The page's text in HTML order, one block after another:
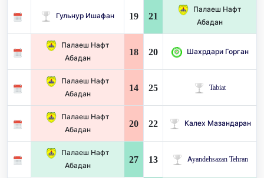
Гульнур Ишафан 19 21
Палаеш Нафт
Абадан
Палаеш Нафт
Абадан
18 20 Шахрдари Горган
Палаеш Нафт
Абадан
14 25 Tabiat
Палаеш Нафт
Абадан
20 22 Калех Мазандаран
Палаеш Нафт
Абадан
27 13 Ayandehsazan Tehran